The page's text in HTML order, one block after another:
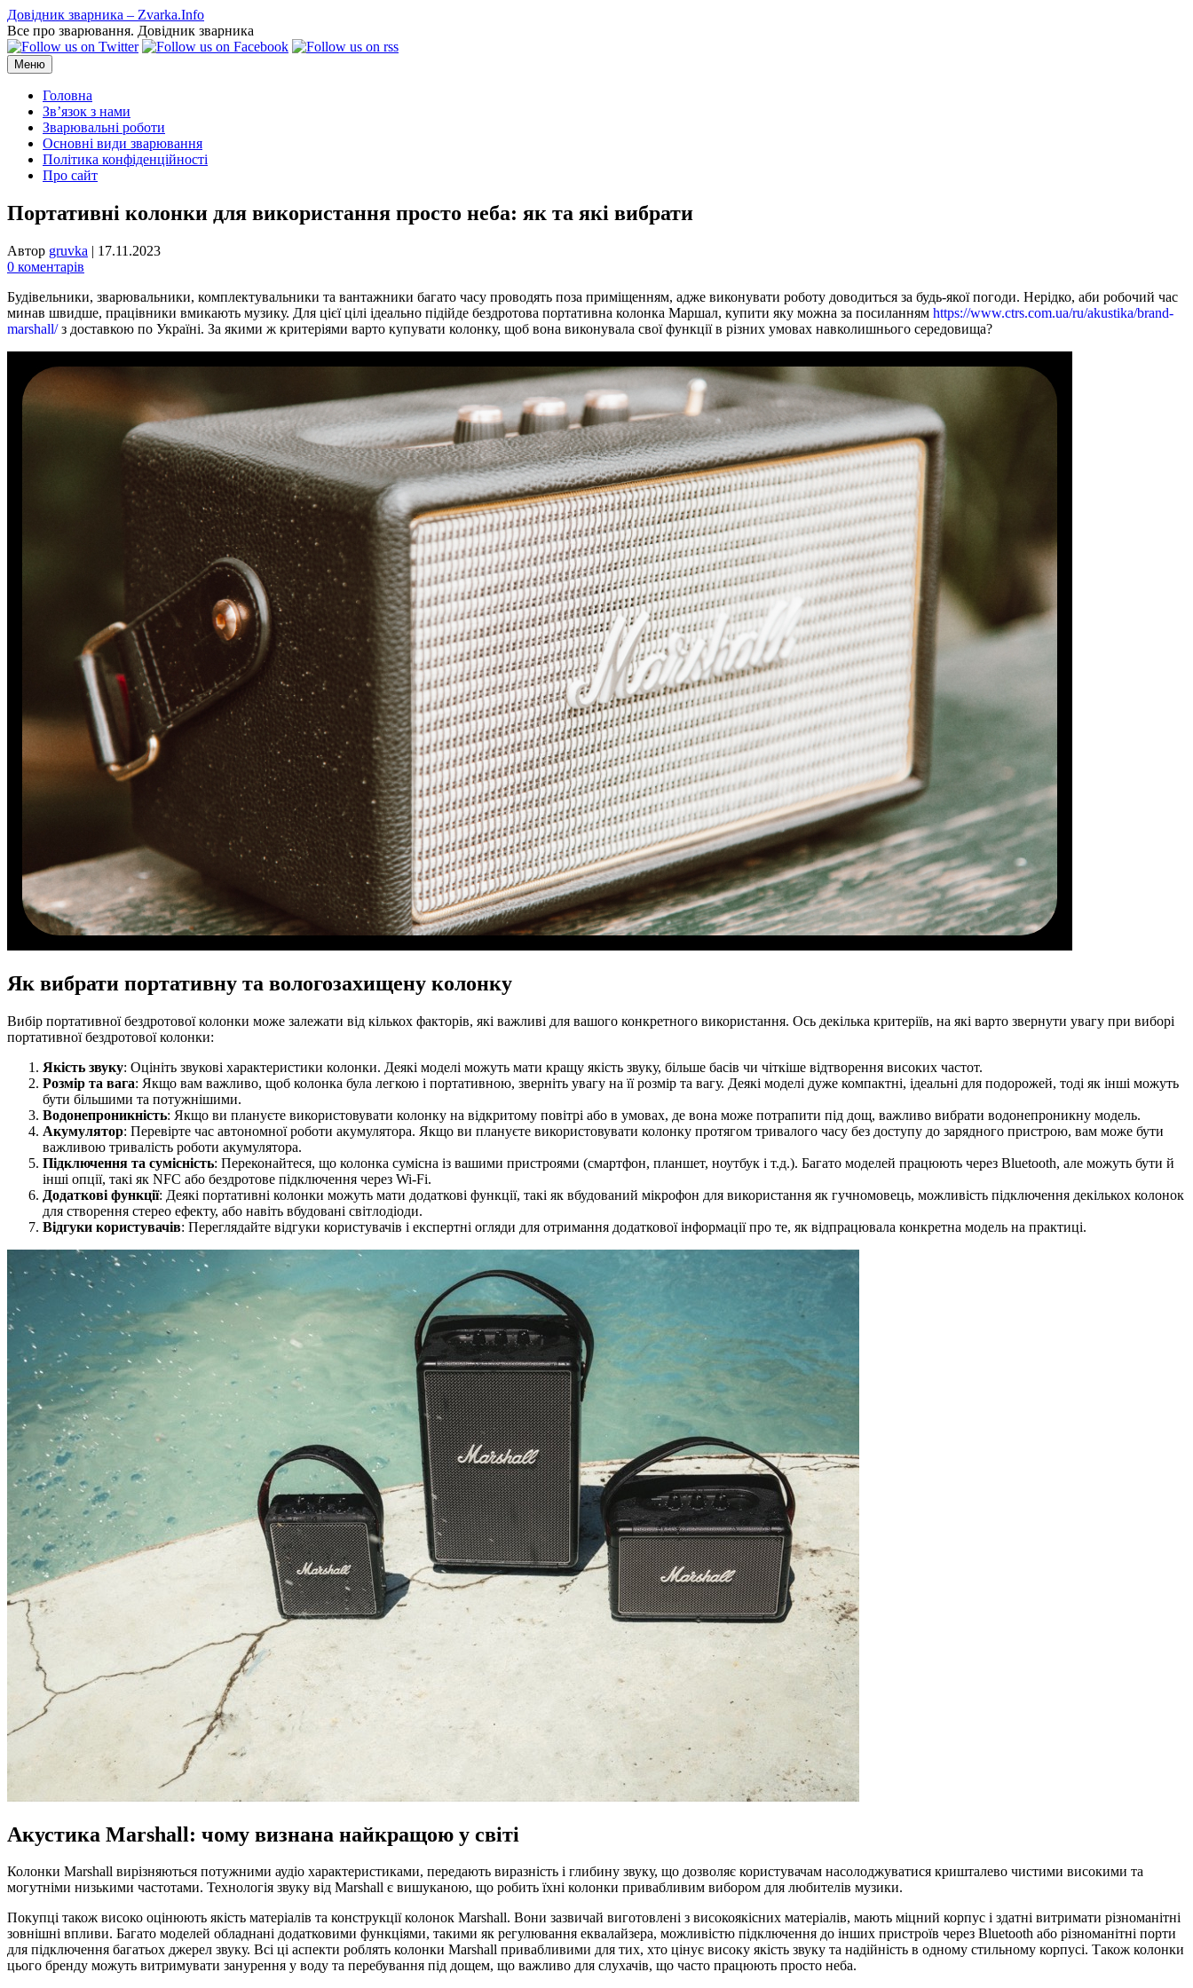
Перейти
до
вмісту
Довідник зварника – Zvarka.Info
Все про зварювання. Довідник зварника
Меню
Головна
Зв’язок з нами
Зварювальні роботи
Основні види зварювання
Політика конфіденційності
Про сайт
Портативні колонки для використання просто неба: як та які вибрати
Автор gruvka | 17.11.2023
0 коментарів
Будівельники, зварювальники, комплектувальники та вантажники багато часу проводять поза приміщенням, адже виконувати роботу доводиться за будь-якої погоди. Нерідко, аби робочий час
минав швидше, працівники вмикають музику. Для цієї цілі ідеально підійде бездротова портативна колонка Маршал, купити яку можна за посиланням https://www.ctrs.com.ua/ru/akustika/brand-
marshall/з доставкою по Україні. За якими ж критеріями варто купувати колонку, щоб вона виконувала свої функції в різних умовах навколишнього середовища?
Як вибрати портативну та вологозахищену колонку
Вибір портативної бездротової колонки може залежати від кількох факторів, які важливі для вашого конкретного використання. Ось декілька критеріїв, на які варто звернути увагу при виборі
портативної бездротової колонки:
Якість звуку: Оцініть звукові характеристики колонки. Деякі моделі можуть мати кращу якість звуку, більше басів чи чіткіше відтворення високих частот.
Розмір та вага: Якщо вам важливо, щоб колонка була легкою і портативною, зверніть увагу на її розмір та вагу. Деякі моделі дуже компактні, ідеальні для подорожей, тоді як інші можуть
бути більшими та потужнішими.
Водонепроникність: Якщо ви плануєте використовувати колонку на відкритому повітрі або в умовах, де вона може потрапити під дощ, важливо вибрати водонепроникну модель.
Акумулятор: Перевірте час автономної роботи акумулятора. Якщо ви плануєте використовувати колонку протягом тривалого часу без доступу до зарядного пристрою, вам може бути
важливою тривалість роботи акумулятора.
Підключення та сумісність: Переконайтеся, що колонка сумісна із вашими пристроями (смартфон, планшет, ноутбук і т.д.). Багато моделей працюють через Bluetooth, але можуть бути й
інші опції, такі як NFC або бездротове підключення через Wi-Fi.
Додаткові функції: Деякі портативні колонки можуть мати додаткові функції, такі як вбудований мікрофон для використання як гучномовець, можливість підключення декількох колонок
для створення стерео ефекту, або навіть вбудовані світлодіоди.
Відгуки користувачів: Переглядайте відгуки користувачів і експертні огляди для отримання додаткової інформації про те, як відпрацювала конкретна модель на практиці.
Акустика Marshall: чому визнана найкращою у світі
Колонки Marshall вирізняються потужними аудіо характеристиками, передають виразність і глибину звуку, що дозволяє користувачам насолоджуватися кришталево чистими високими та
могутніми низькими частотами. Технологія звуку від Marshall є вишуканою, що робить їхні колонки привабливим вибором для любителів музики.
Покупці також високо оцінюють якість матеріалів та конструкції колонок Marshall. Вони зазвичай виготовлені з високоякісних матеріалів, мають міцний корпус і здатні витримати різноманітні
зовнішні впливи. Багато моделей обладнані додатковими функціями, такими як регулювання еквалайзера, можливістю підключення до інших пристроїв через Bluetooth або різноманітні порти
для підключення багатьох джерел звуку. Всі ці аспекти роблять колонки Marshall привабливими для тих, хто цінує високу якість звуку та надійність в одному стильному корпусі. Також колонки
цього бренду можуть витримувати занурення у воду та перебування під дощем, що важливо для слухачів, що часто працюють просто неба.